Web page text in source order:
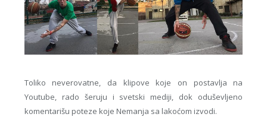
Toliko neverovatne, da klipove koje on postavlja na
Youtube, rado šeruju i svetski mediji, dok oduševljeno
komentarišu poteze koje Nemanja sa lakoćom izvodi.